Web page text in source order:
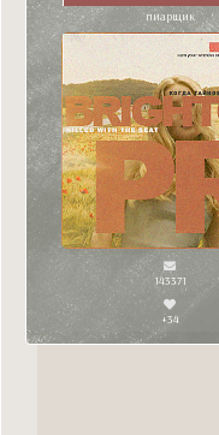
пиарщик
143371
+34